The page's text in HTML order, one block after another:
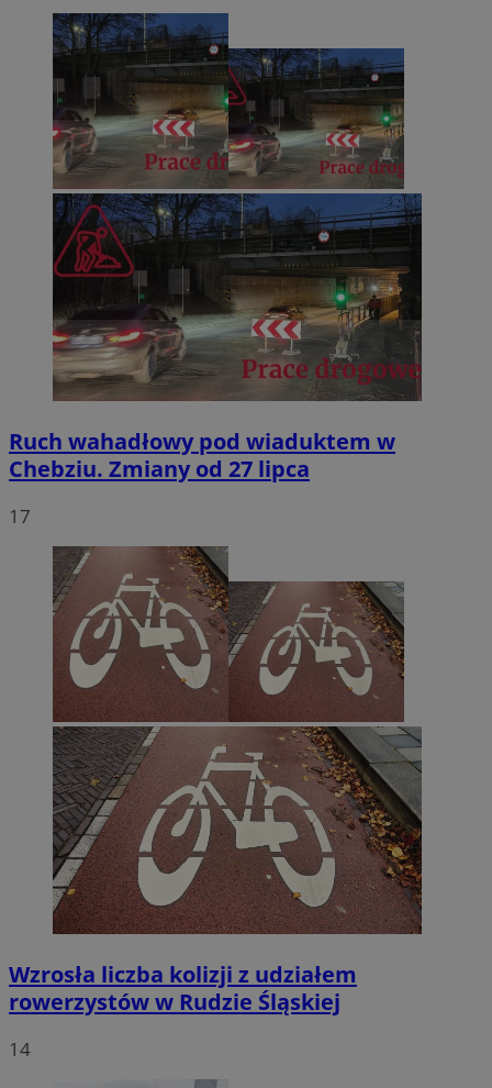
Ruch wahadłowy pod wiaduktem w
Chebziu. Zmiany od 27 lipca
17
Wzrosła liczba kolizji z udziałem
rowerzystów w Rudzie Śląskiej
14